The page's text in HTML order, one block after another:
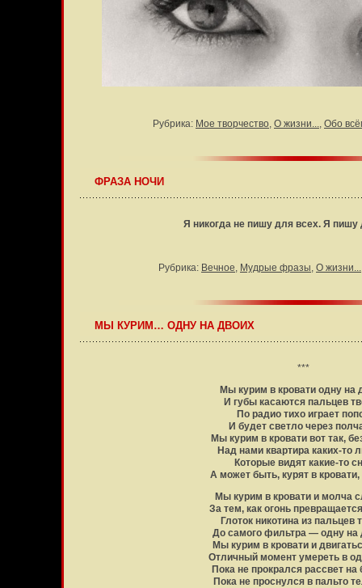
Рубрика: Мое творчество, О жизни..., Обо
ФРАЗА НОЧИ
Я никогда не пишу для всех. Я пишу
Рубрика: Вечное, Мудрые фразы, О жизни...
МЫ КУРИМ… ОДНУ НА ДВОИХ
***
Мы курим в кровати одну на
И губы касаются пальцев
По радио тихо играет
И будет светло через
Мы курим в кровати вот так,
Над нами квартира каких-то
Которые видят какие-то
А может быть, курят в
Мы курим в кровати и молча
За тем, как огонь
Глоток никотина из пальцев
До самого фильтра — одну на
Мы курим в кровати и
Отличный момент умереть в
Пока не прокрался рассвет на
Пока не проснулся в пальто